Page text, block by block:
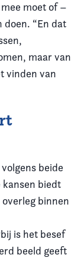
moet of –
doen. “En dat
maar van
vinden van
beide
biedt
binnen
is het besef
beeld geeft